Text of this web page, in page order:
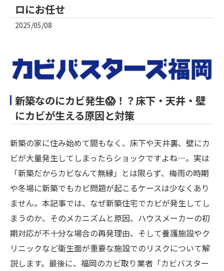
ロにお任せ
2025/05/08
新築なのにカビ発生😱！？床下・天井・壁
にカビが生える原因と対策
新築の家に住み始めて間もなく、床下や天井裏、壁にカ
ビが大量発生してしまったらショックですよね…。実は
「新築だからカビなんて無縁」とは限らず、梅雨の時期
や冬場に新築でもカビ問題が起こるケースは少なくあり
ません。本記事では、なぜ新築住宅でカビが発生してし
まうのか、そのメカニズムと原因、ハウスメーカーの初
期対応が不十分な場合の再発理由、そして養護施設やク
リニックなど衛生面が重要な施設でのリスクについて解
説します。最後に、福岡のカビ取り業者「カビバスター